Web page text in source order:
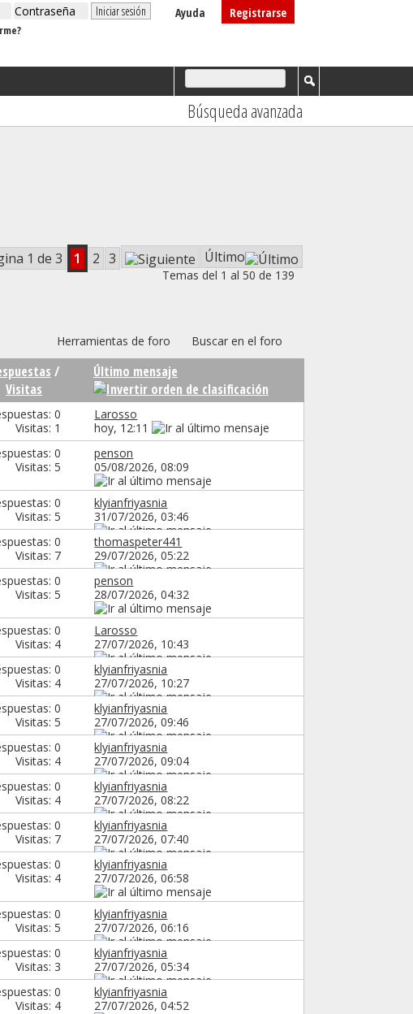
Registrarse
Ayuda
Búsqueda avanzada
1 de 3 1 2 3 Último
Temas del 1 al 50 de 139
Herramientas de foro Buscar en el foro
/
Visitas
Último mensaje
0
Visitas: 1
Larosso
hoy, 12:11
0
Visitas: 5
penson
05/08/2026,08:09
0
Visitas: 5
klyianfriyasnia
31/07/2026,03:46
0
Visitas: 7
thomaspeter441
29/07/2026,05:22
0
Visitas: 5
penson
28/07/2026,04:32
0
Visitas: 4
Larosso
27/07/2026, 10:43
0
Visitas: 4
klyianfriyasnia
27/07/2026, 10:27
0
Visitas: 5
klyianfriyasnia
27/07/2026,09:46
0
Visitas: 4
klyianfriyasnia
27/07/2026,09:04
0
Visitas: 4
klyianfriyasnia
27/07/2026,08:22
0
Visitas: 7
klyianfriyasnia
27/07/2026,07:40
0
Visitas: 4
klyianfriyasnia
27/07/2026,06:58
0
Visitas: 5
klyianfriyasnia
27/07/2026,06:16
0
Visitas: 3
klyianfriyasnia
27/07/2026,05:34
0
Visitas: 4
klyianfriyasnia
27/07/2026,04:52